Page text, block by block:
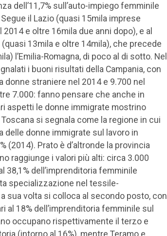
dell’11,7% sull’auto-impiego femminile
il Lazio (quasi 15mila imprese
e oltre 16mila due anni dopo), e al
13mila e oltre 14mila), che precede
l’Emilia-Romagna, di poco al di sotto. Nel
i buoni risultati della Campania, con
donne straniere nel 2014 e 9.700 nel
7.000: fanno pensare che anche in
aspetti le donne immigrate mostrino
Toscana si segnala come la regione in cui
delle donne immigrate sul lavoro in
(2014). Prato è d’altronde la provincia
raggiunge i valori più alti: circa 3.000
38,1% dell’imprenditoria femminile
specializzazione nel tessile-
sua volta si colloca al secondo posto, con
al 18% dell’imprenditoria femminile sul
occupano rispettivamente il terzo e
(intorno al 16%), mentre Teramo e